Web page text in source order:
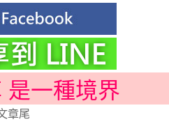
是一種境界
章尾